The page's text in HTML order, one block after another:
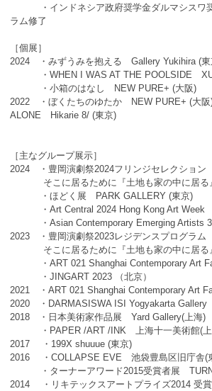
・インドネシア政府奨学金ダルマシスワ奨
ラム修了
［個展］
2024 ・みずうみを抱える Gallery Yukihira (東
・WHEN I WAS AT THE POOLSIDE XU
・小箱のはなし NEW PURE+ (大阪)
2022 ・ぼくたちのゆたか NEW PURE+ (大
ALONE Hikarie 8/ (東京)
［主なグループ展示］
2024 ・豊岡演劇祭2024フリンジセレクション
そこに居るために『土地も家の中に居る』
・ほどく展 PARK GALLERY (東京)
・Art Central 2024 Hong Kong Art Week （
・Asian Contemporary Emerging Artists
2023 ・豊岡演劇祭2023レジデンスプログラム
そこに居るために『土地も家の中に居る』
・ART 021 Shanghai Contemporary Art
・JINGART 2023 （北京）
2021 ・ART 021 Shanghai Contemporary Art
2020 ・DARMASISWA ISI Yogyakarta Gallery
2018 ・日本美術家作品展 Yard Gallery(上海)
・PAPER /ART /INK 上海十一美術館(上
2017 ・199X shuuue (東京)
2016 ・COLLAPSE EVE 池袋豊島区旧庁舎(
・ターナーアワード2015受賞者展
2014 ・リキテックスアートプライズ2014 受